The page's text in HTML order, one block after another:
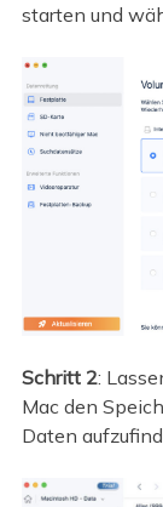
starten und
Schritt 2:
Mac den
Daten